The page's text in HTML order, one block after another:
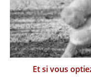
Et si vous